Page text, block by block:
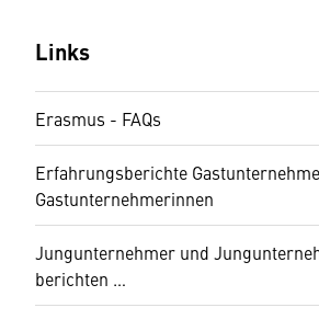
Links
Erasmus - FAQs
Erfahrungsberichte
Gastunternehmerinnen
Jungunternehmer und
berichten …